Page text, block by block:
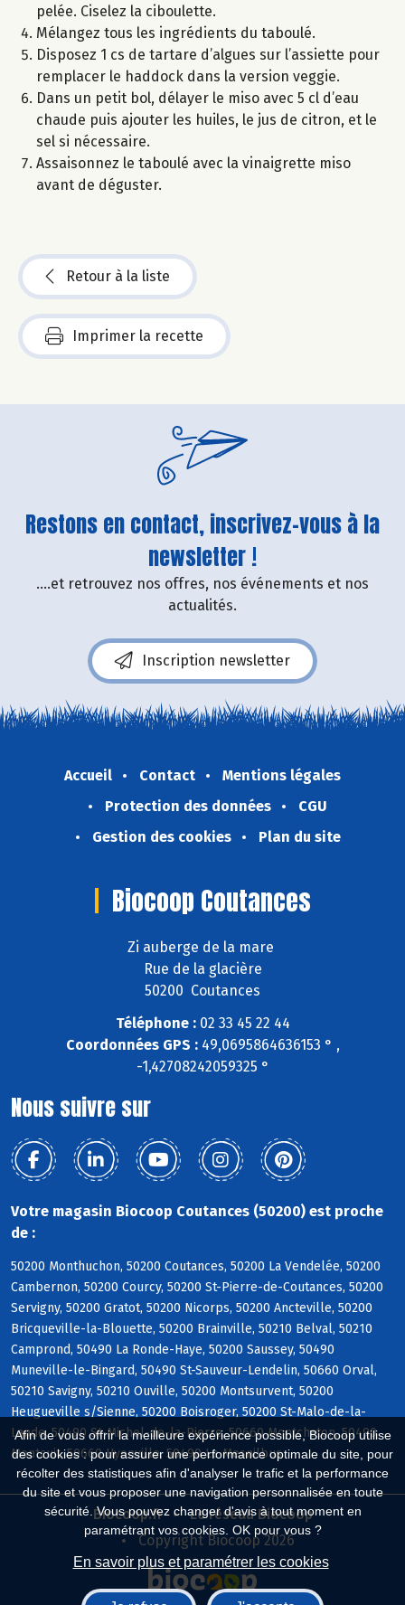
Afin de vous offrir la meilleure expérience possible, Biocoop utilise
des cookies : pour assurer une performance optimale du site, pour
récolter des statistiques afin d'analyser le trafic et la performance
du site et vous proposer une navigation personnalisée en toute
sécurité. Vous pouvez changer d'avis à tout moment en
paramétrant vos cookies. OK pour vous ?
En savoir plus et paramétrer les cookies
pelée. Ciselez la ciboulette.
Mélangez tous les ingrédients du taboulé.
Disposez 1 cs de tartare d’algues sur l’assiette pour
remplacer le haddock dans la version veggie.
Dans un petit bol, délayer le miso avec 5 cl d’eau
chaude puis ajouter les huiles, le jus de citron, et le
sel si nécessaire.
Assaisonnez le taboulé avec la vinaigrette miso
avant de déguster.
Retour à la liste
Imprimer la recette
Restons en contact, inscrivez-vous à la
newsletter !
....et retrouvez nos offres, nos événements et nos
actualités.
Inscription newsletter
Accueil Contact
Mentions légales
Protection des données
CGU
Gestion des cookies
Plan du site
Biocoop Coutances
Zi auberge de la mare
Rue de la glacière
50200 Coutances
Téléphone :02 33 45 22 44
Coordonnées GPS :49,0695864636153 ° ,
-1,42708242059325 °
Nous suivre sur
Votre magasin Biocoop Coutances (50200) est proche
de :
50200 Monthuchon, 50200 Coutances, 50200 La Vendelée, 50200
Cambernon, 50200 Courcy, 50200 St-Pierre-de-Coutances, 50200
Servigny, 50200 Gratot, 50200 Nicorps, 50200 Ancteville, 50200
Bricqueville-la-Blouette, 50200 Brainville, 50210 Belval, 50210
Camprond, 50490 La Ronde-Haye, 50200 Saussey, 50490
Muneville-le-Bingard, 50490 St-Sauveur-Lendelin, 50660 Orval,
50210 Savigny, 50210 Ouville, 50200 Montsurvent, 50200
Heugueville s/Sienne, 50200 Boisroger, 50200 St-Malo-de-la-
Lande, 50490 St-Michel-de-la-Pierre, 50660 Montchaton, 50490
Montcuit, 50660 Hyenville, 50490 Le Mesnilbus
Biocoop.fr
Le réseau Biocoop
Copyright Biocoop 2026